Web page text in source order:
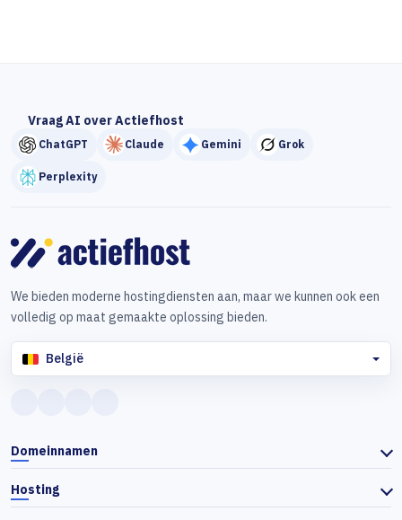
Vraag AI over Actiefhost
ChatGPT Claude Gemini Grok
Perplexity
We bieden moderne hostingdiensten aan, maar we kunnen ook een
volledig op maat gemaakte oplossing bieden.
België
Domeinnamen
Hosting